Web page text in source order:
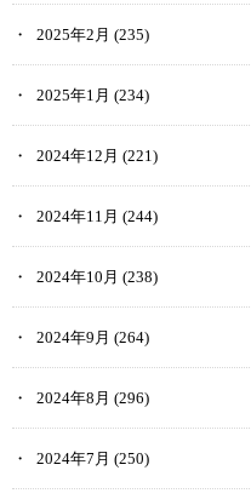
2025年2月 (235)
2025年1月 (234)
2024年12月 (221)
2024年11月 (244)
2024年10月 (238)
2024年9月 (264)
2024年8月 (296)
2024年7月 (250)